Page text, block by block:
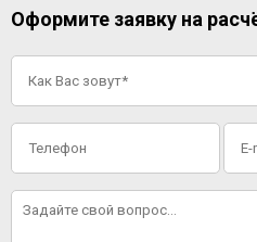
Оформите заявку на